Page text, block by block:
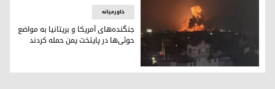
جنگنده‌های آمریکا و بریتانیا به مواضع حوثی‌ها در پایتخت یمن
خاورمیانه
جنگنده‌های آمریکا و بریتانیا به مواضع
حوثی‌ها در پایتخت یمن حمله کردند